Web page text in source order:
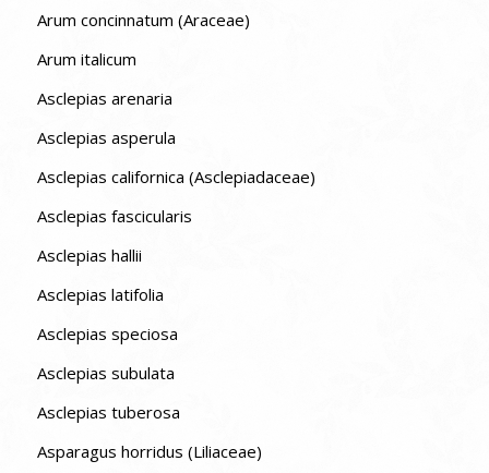
Arum concinnatum (Araceae)
Arum italicum
Asclepias arenaria
Asclepias asperula
Asclepias californica (Asclepiadaceae)
Asclepias fascicularis
Asclepias hallii
Asclepias latifolia
Asclepias speciosa
Asclepias subulata
Asclepias tuberosa
Asparagus horridus (Liliaceae)